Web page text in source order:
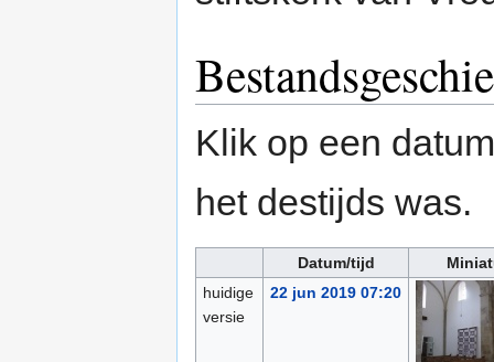
Klik op een
het destijds was.
Datum/tijd
huidige
versie
22 jun 2019 07:20